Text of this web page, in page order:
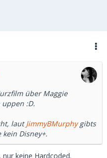
über Maggie
:D.
lautJimmyBMurphygibts
Disney+.
keine Hardcoded.